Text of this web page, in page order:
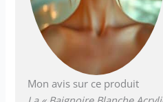
Mon avis sur ce produit